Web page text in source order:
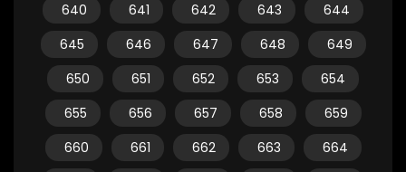
640
641 642 643
644
645
646 647 648
649
650
651 652 653
654
655
656 657 658
659
660
661 662 663
664